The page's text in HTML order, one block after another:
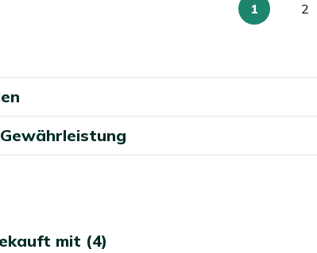
Sie
die
1 2
mit (4)